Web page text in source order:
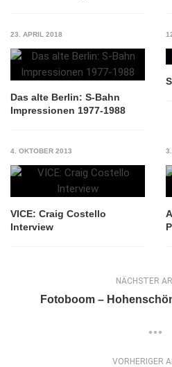
23. APRIL 2018
Das alte Berlin: S-Bahn
Impressionen 1977-1988
4. OKTOBER 2013
VICE: Craig Costello
Interview
NÄCHSTER
Fotoboom –
VORHERIGER